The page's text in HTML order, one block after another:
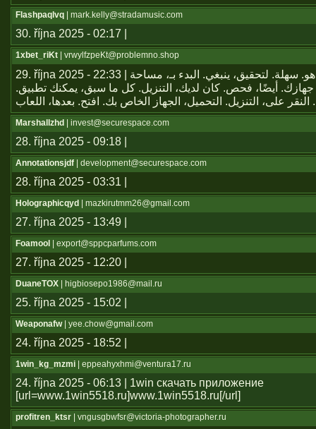
Flashpaqlvq | mark.kelly@stradamusic.com
30. října 2025 - 02:17 |
1xbet_riKt | vrwylfzpeKt@problemno.shop
29. října 2025 - 22:33 | يعتبر تطبيق هو. سهلة. لتحقيق، ينبغي. البدء بـ، مساحة
أيضًا، فحص. كان لديك، التنزيل. كل ما سبق، يمكنك تطبيق.
Marshallzhd | invest@securespace.com
28. října 2025 - 09:18 |
Annotationsjdf | development@securespace.com
28. října 2025 - 03:31 |
Holographicqyd | mazkirutmm26@gmail.com
27. října 2025 - 13:49 |
Foamool | export@sppcparfums.com
27. října 2025 - 12:20 |
DuaneTOX | higbiosepo1986@mail.ru
25. října 2025 - 15:02 |
Weaponafw| yee.chow@gmail.com
24. října 2025 - 18:52 |
1win_kg_mzmi | eppeahyxhmi@ventura17.ru
24. října 2025 - 06:13 | 1win скачать приложение
[url=www.1win5518.ru]www.1win5518.ru[/url]
profitren_ktsr | vngusgbwfsr@victoria-photographer.ru